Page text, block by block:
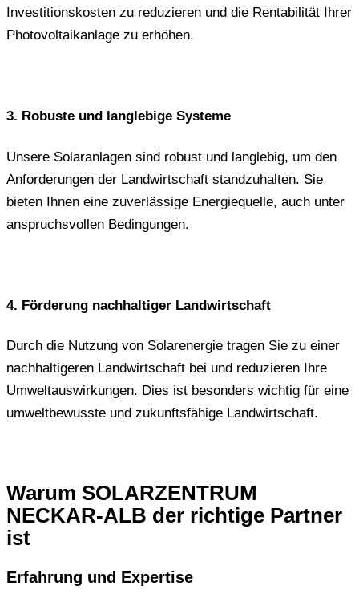
Investitionskosten zu reduzieren und die Rentabilität Ihrer
Photovoltaikanlage zu erhöhen.
3. Robuste und langlebige Systeme
Unsere Solaranlagen sind robust und langlebig, um den
Anforderungen der Landwirtschaft standzuhalten. Sie
bieten Ihnen eine zuverlässige Energiequelle, auch unter
anspruchsvollen Bedingungen.
4. Förderung nachhaltiger Landwirtschaft
Durch die Nutzung von Solarenergie tragen Sie zu einer
nachhaltigeren Landwirtschaft bei und reduzieren Ihre
Umweltauswirkungen. Dies ist besonders wichtig für eine
umweltbewusste und zukunftsfähige Landwirtschaft.
Warum SOLARZENTRUM
NECKAR-ALB der richtige Partner
ist
Erfahrung und Expertise